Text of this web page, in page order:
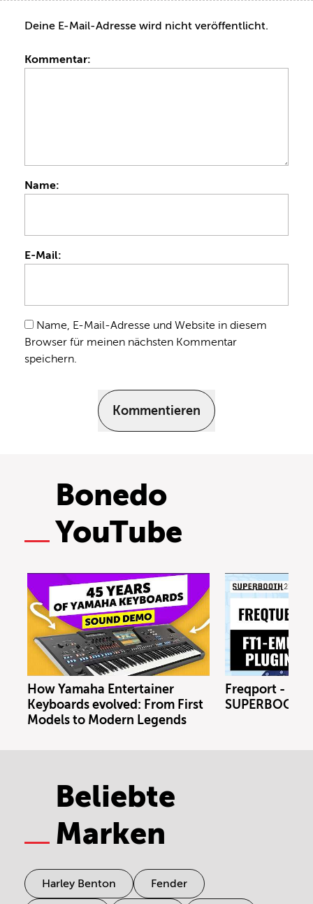
Deine E-Mail-Adresse wird nicht veröffentlicht.
Kommentar:
Name:
E-Mail:
Name, E-Mail-Adresse und Website in diesem
Browser für meinen nächsten Kommentar
speichern.
Kommentieren
Bonedo
YouTube
How Yamaha Entertainer
Keyboards evolved: From First
Models to Modern Legends
Freqport -
Beliebte
Marken
Harley Benton Fender